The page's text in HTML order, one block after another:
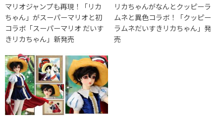
マリオジャンプも再現！「リカ
ちゃん」がスーパーマリオと初
コラボ「スーパーマリオ だいす
きリカちゃん」新発売
リカちゃんがなんとクッピーラ
ムネと異色コラボ！「クッピー
ラムネだいすきリカちゃん」発
売